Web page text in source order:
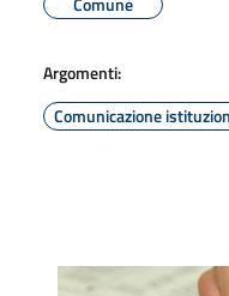
Argomenti:
Comunicazione